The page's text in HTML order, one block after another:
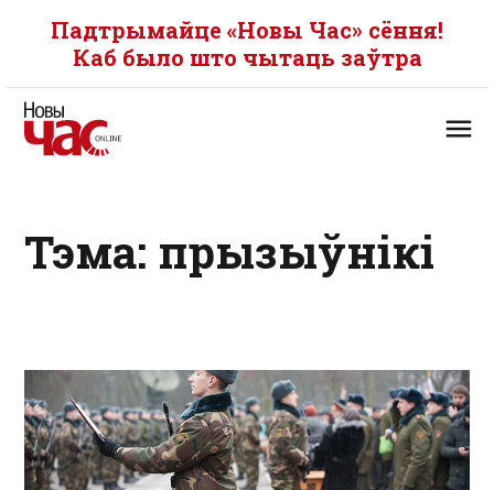
Падтрымайце «Новы Час» сёння!
Каб было што чытаць заўтра
Тэма: прызыўнікі